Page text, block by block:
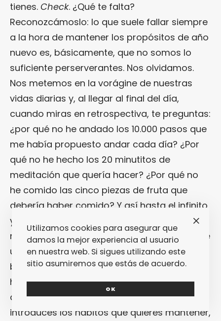
tienes. Check. ¿Qué te falta?
Reconozcámoslo: lo que suele fallar siempre
a la hora de mantener los propósitos de año
nuevo es, básicamente, que no somos lo
suficiente perserverantes. Nos olvidamos.
Nos metemos en la vorágine de nuestras
vidas diarias y, al llegar al final del día,
cuando miras en retrospectiva, te preguntas:
¿por qué no he andado los 10.000 pasos que
me había propuesto andar cada día? ¿Por
qué no he hecho los 20 minutitos de
meditación que quería hacer? ¿Por qué no
he comido las cinco piezas de fruta que
debería haber comido? Y así hasta el infinito
y más allá. Para evitar que nos olvidemos de
nuestros buenos propósitos, nada mejor que
una app comoToday, que sirve
básicamente para plantearte diferentes
hábitos y, sobre todo, mantenerlos. La
aplicación no podría ser más sencilla:
introduces los hábitos que quieres mantener,
Utilizamos cookies para asegurar que
damos la mejor experiencia al usuario
en nuestra web. Si sigues utilizando este
sitio asumiremos que estás de acuerdo.
OK